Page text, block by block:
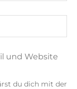
und Website
du dich mit der